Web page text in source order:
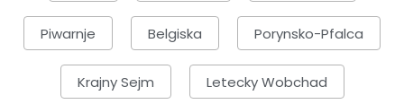
Piwarnje Belgiska Porynsko-Pfalca
Krajny Sejm Letecky Wobchad